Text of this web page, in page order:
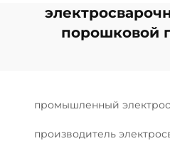
порошковой
промышленный
производитель